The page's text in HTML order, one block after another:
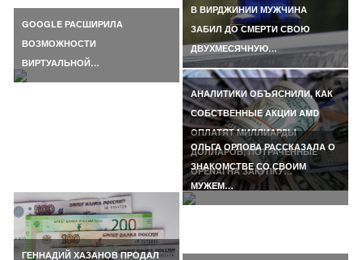
В ВИРДЖИНИИ МУЖЧИНА
ЗАБИЛ ДО СМЕРТИ СВОЮ
ДВУХМЕСЯЧНУЮ…
GOOGLE РАСШИРИЛА
ВОЗМОЖНОСТИ
ВИРТУАЛЬНОЙ…
АНАЛИТИКИ ОБЪЯСНИЛИ, КАК
СОБСТВЕННЫЕ АКЦИИ AMD
ОПЛАТЯТ МИЛЛИАРДЫ
ДОЛЛАРОВ, ПОТРАЧЕННЫЕ
OPENAI НА ЗАКУПКУ…
ГЕННАДИЙ ХАЗАНОВ ПРОДАЛ
ОЛЬГА ОРЛОВА РАССКАЗАЛА О
ЗНАКОМСТВЕ СО СВОИМ
МУЖЕМ…